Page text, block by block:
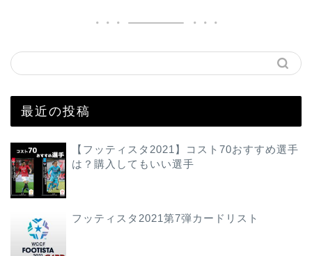
最近の投稿
【フッティスタ2021】コスト70おすすめ選手
は？購入してもいい選手
フッティスタ2021第7弾カードリスト